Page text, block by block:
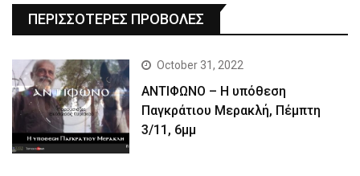
ΠΕΡΙΣΣΟΤΕΡΕΣ ΠΡΟΒΟΛΕΣ
October 31, 2022
ΑΝΤΙΦΩΝΟ – Η υπόθεση
Παγκράτιου Μερακλή, Πέμπτη
3/11, 6μμ